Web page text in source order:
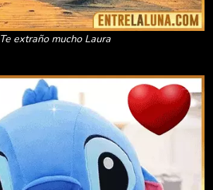
Te extraño mucho Laura